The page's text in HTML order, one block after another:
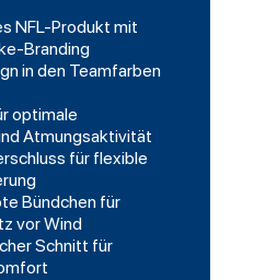
NFL-Produkt mit
Branding
in den Teamfarben
optimale
Atmungsaktivität
für flexible
Bündchen für
vor Wind
Schnitt für